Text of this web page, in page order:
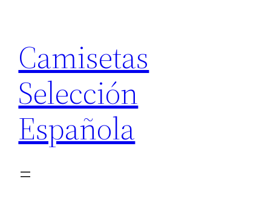
contenido
Camisetas
Selección
Española